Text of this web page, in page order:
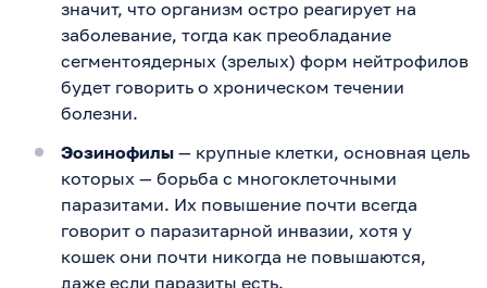
значит, что организм остро реагирует на
заболевание, тогда как преобладание
сегментоядерных (зрелых) форм нейтрофилов
будет говорить о хроническом течении
болезни.
Эозинофилы — крупные клетки, основная цель
которых — борьба с многоклеточными
паразитами. Их повышение почти всегда
говорит о паразитарной инвазии, хотя у
кошек они почти никогда не повышаются,
даже если паразиты есть.